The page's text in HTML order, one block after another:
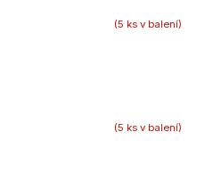
(5 ks v balení)
(5 ks v balení)